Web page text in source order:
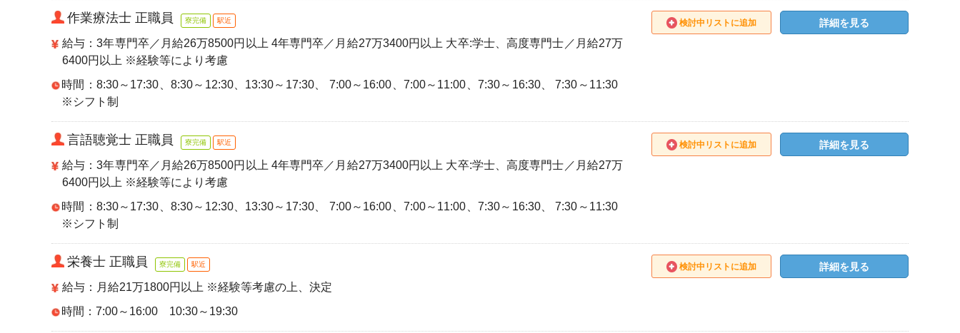
作業療法士 正職員 寮完備 駅近
給与：3年専門卒／月給26万8500円以上 4年専門卒／月給27万3400円以上 大卒:学士、高度専門士／月給27万
6400円以上 ※経験等により考慮
時間：8:30～17:30、8:30～12:30、13:30～17:30、 7:00～16:00、7:00～11:00、7:30～16:30、 7:30～11:30
※シフト制
検討中リストに追加 詳細を見る
言語聴覚士 正職員 寮完備 駅近
給与：3年専門卒／月給26万8500円以上 4年専門卒／月給27万3400円以上 大卒:学士、高度専門士／月給27万
6400円以上 ※経験等により考慮
時間：8:30～17:30、8:30～12:30、13:30～17:30、 7:00～16:00、7:00～11:00、7:30～16:30、 7:30～11:30
※シフト制
検討中リストに追加 詳細を見る
栄養士 正職員 寮完備 駅近
給与：月給21万1800円以上 ※経験等考慮の上、決定
時間：7:00～16:00 10:30～19:30
検討中リストに追加 詳細を見る